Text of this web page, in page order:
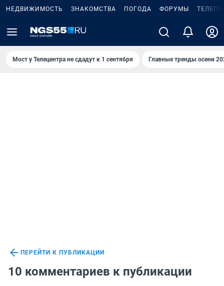
НЕДВИЖИМОСТЬ ЗНАКОМСТВА ПОГОДА ФОРУМЫ
Мост у Телецентра не сдадут к 1 сентября Главные тренды осени
ПЕРЕЙТИ К ПУБЛИКАЦИИ
10 комментариев к публикации